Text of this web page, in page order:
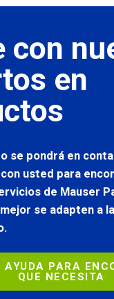
con
en
se pondrá en
usted para
de Mauser
se adapten a
AYUDA PARA
QUE NECESITA